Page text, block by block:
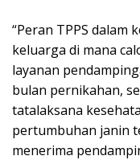
“Peran TPPS
keluarga di mana
layanan
bulan pernikahan,
tatalaksana
pertumbuhan janin
menerima